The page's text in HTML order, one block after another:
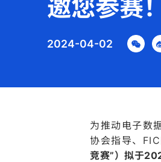
邀您参赛
2024-04-02
为推动电子数
协会指导、
竞赛”） 拟于